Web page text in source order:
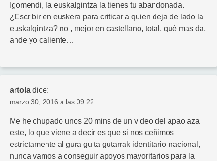
Igomendi, la euskalgintza la tienes tu abandonada.
¿Escribir en euskera para criticar a quien deja de lado la
euskalgintza? no , mejor en castellano, total, qué mas da,
ande yo caliente…
artola dice:
marzo 30, 2016 a las 09:22
Me he chupado unos 20 mins de un video del apaolaza
este, lo que viene a decir es que si nos ceñimos
estrictamente al gura gu ta gutarrak identitario-nacional,
nunca vamos a conseguir apoyos mayoritarios para la